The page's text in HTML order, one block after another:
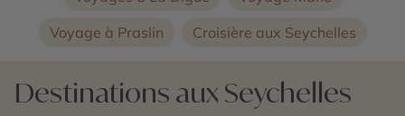
Voyage à Praslin
Croisière aux Seychelles
Destinations aux Seychelles